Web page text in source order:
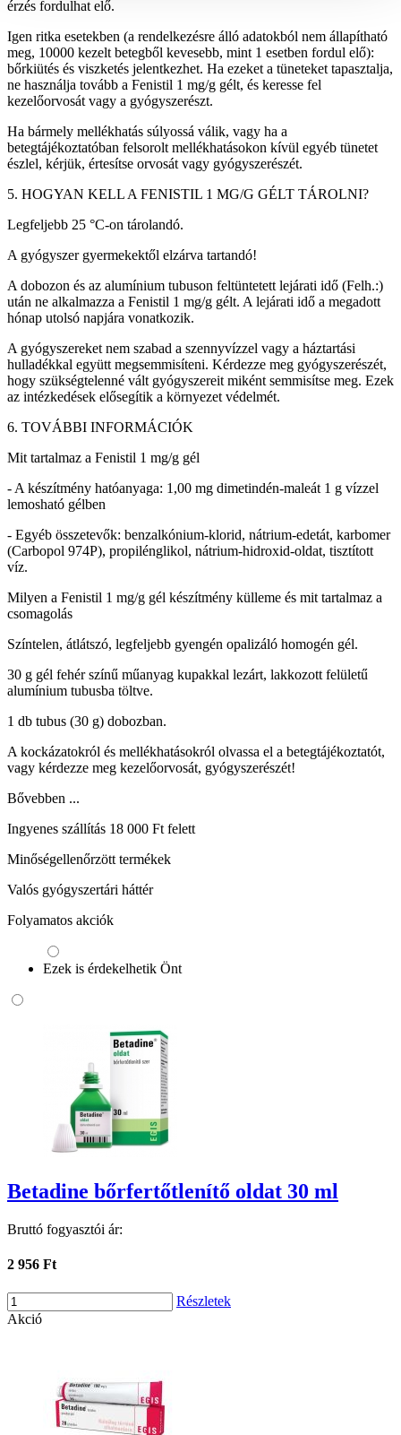
érzés fordulhat elő.
Igen ritka esetekben (a rendelkezésre álló adatokból nem állapítható
meg, 10000 kezelt betegből kevesebb, mint 1 esetben fordul elő):
bőrkiütés és viszketés jelentkezhet. Ha ezeket a tüneteket tapasztalja,
ne használja tovább a Fenistil 1 mg/g gélt, és keresse fel
kezelőorvosát vagy a gyógyszerészt.
Ha bármely mellékhatás súlyossá válik, vagy ha a
betegtájékoztatóban felsorolt mellékhatásokon kívül egyéb tünetet
észlel, kérjük, értesítse orvosát vagy gyógyszerészét.
5. HOGYAN KELL A FENISTIL 1 MG/G GÉLT TÁROLNI?
Legfeljebb 25 °C-on tárolandó.
A gyógyszer gyermekektől elzárva tartandó!
A dobozon és az alumínium tubuson feltüntetett lejárati idő (Felh.:)
után ne alkalmazza a Fenistil 1 mg/g gélt. A lejárati idő a megadott
hónap utolsó napjára vonatkozik.
A gyógyszereket nem szabad a szennyvízzel vagy a háztartási
hulladékkal együtt megsemmisíteni. Kérdezze meg gyógyszerészét,
hogy szükségtelenné vált gyógyszereit miként semmisítse meg. Ezek
az intézkedések elősegítik a környezet védelmét.
6. TOVÁBBI INFORMÁCIÓK
Mit tartalmaz a Fenistil 1 mg/g gél
- A készítmény hatóanyaga: 1,00 mg dimetindén-maleát 1 g vízzel
lemosható gélben
- Egyéb összetevők: benzalkónium-klorid, nátrium-edetát, karbomer
(Carbopol 974P), propilénglikol, nátrium-hidroxid-oldat, tisztított
víz.
Milyen a Fenistil 1 mg/g gél készítmény külleme és mit tartalmaz a
csomagolás
Színtelen, átlátszó, legfeljebb gyengén opalizáló homogén gél.
30 g gél fehér színű műanyag kupakkal lezárt, lakkozott felületű
alumínium tubusba töltve.
1 db tubus (30 g) dobozban.
A kockázatokról és mellékhatásokról olvassa el a betegtájékoztatót,
vagy kérdezze meg kezelőorvosát, gyógyszerészét!
Bővebben ...
Ingyenes szállítás 18 000 Ft felett
Minőségellenőrzött termékek
Valós gyógyszertári háttér
Folyamatos akciók
Ezek is érdekelhetik Önt
Betadine bőrfertőtlenítő oldat 30 ml
Bruttó fogyasztói ár:
2 956 Ft
Részletek
Akció